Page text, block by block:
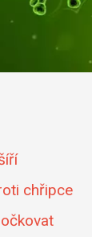
chřipce